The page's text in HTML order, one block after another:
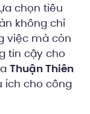
chọn tiêu
không chỉ
việc mà còn
tin cậy cho
Thuận Thiên
ích cho công